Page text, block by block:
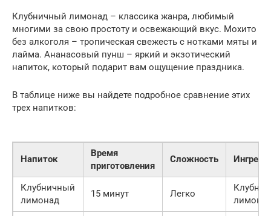
Клубничный лимонад – классика жанра, любимый
многими за свою простоту и освежающий вкус. Мохито
без алкоголя – тропическая свежесть с нотками мяты и
лайма. Ананасовый пунш – яркий и экзотический
напиток, который подарит вам ощущение праздника.
В таблице ниже вы найдете подробное сравнение этих
трех напитков:
Напиток
Время
приготовления
Сложность
Клубничный
лимонад
15 минут Легко
лимон,